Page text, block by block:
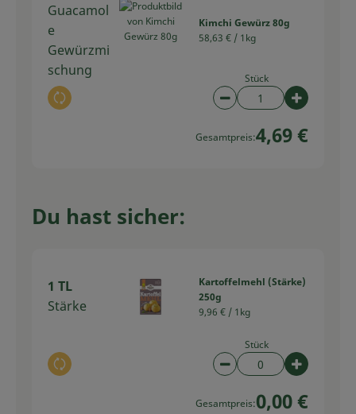
Guacamol
e
Gewürzmi
schung
Auswahl ändern
Kimchi Gewürz 80g
58,63 € / 1kg
Stück
Artikelanzahl
Gesamtpreis:4,69 €
Du hast sicher:
1 TL
Stärke
Auswahl ändern
Kartoffelmehl (Stärke)
250g
9,96 € / 1kg
Stück
Artikelanzahl
Gesamtpreis:0,00 €